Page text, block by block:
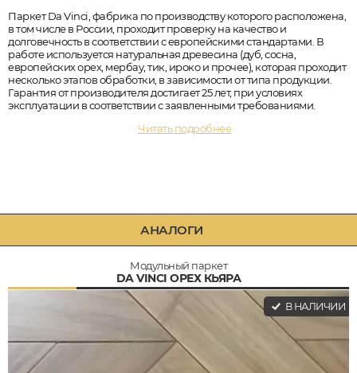
Паркет Da Vinci, фабрика по производству которого расположена,
в том числе в России, проходит проверку на качество и
долговечность в соответствии с европейскими стандартами. В
работе используется натуральная древесина (дуб, сосна,
европейских орех, мербау, тик, ироко и прочее), которая проходит
несколько этапов обработки, в зависимости от типа продукции.
Гарантия от производителя достигает 25 лет, при условиях
эксплуатации в соответствии с заявленными требованиями.
Читать подробнее
АНАЛОГИ
Модульный паркет
DA VINCI ОРЕХ КЬЯРА
В НАЛИЧИИ